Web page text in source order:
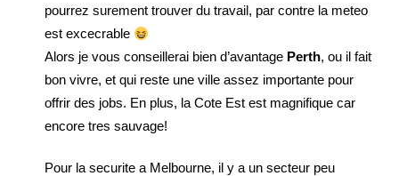
pourrez surement trouver du travail, par contre la meteo
est excecrable
Alors je vous conseillerai bien d’avantage Perth, ou il fait
bon vivre, et qui reste une ville assez importante pour
offrir des jobs. En plus, la Cote Est est magnifique car
encore tres sauvage!
Pour la securite a Melbourne, il y a un secteur peu